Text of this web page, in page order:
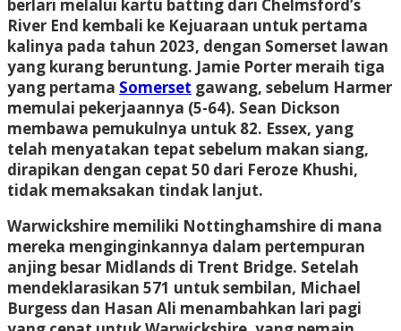
berlari melalui kartu batting dari Chelmsford’s
River End kembali ke Kejuaraan untuk pertama
kalinya pada tahun 2023, dengan Somerset lawan
yang kurang beruntung. Jamie Porter meraih tiga
yang pertama Somerset gawang, sebelum Harmer
memulai pekerjaannya (5-64). Sean Dickson
membawa pemukulnya untuk 82. Essex, yang
telah menyatakan tepat sebelum makan siang,
dirapikan dengan cepat 50 dari Feroze Khushi,
tidak memaksakan tindak lanjut.
Warwickshire memiliki Nottinghamshire di mana
mereka menginginkannya dalam pertempuran
anjing besar Midlands di Trent Bridge. Setelah
mendeklarasikan 571 untuk sembilan, Michael
Burgess dan Hasan Ali menambahkan lari pagi